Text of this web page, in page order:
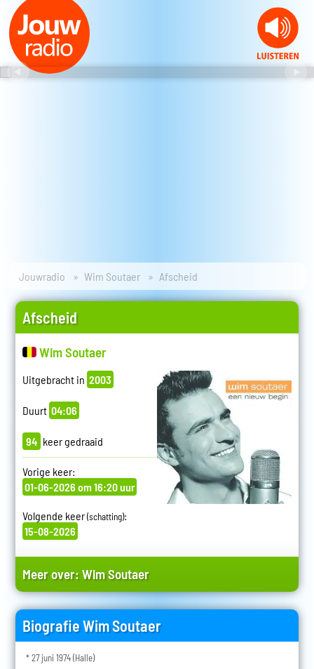
Jouwradio Wim Soutaer Afscheid
Afscheid
Wim Soutaer
Uitgebracht in 2003
Duurt 04:06
94 keer gedraaid
Vorige keer:
01-06-2026 om 16:20 uur
Volgende keer(schatting):
15-08-2026
Meer over:Wim Soutaer
Biografie Wim Soutaer
* 27 juni 1974 (Halle)